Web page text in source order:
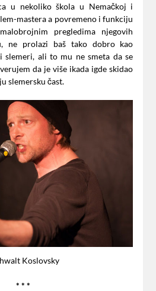
u nekoliko škola u Nemačkoj i
mastera a povremeno i funkciju
pregledima njegovih
ne prolazi baš tako dobro kao
slemeri, ali to mu ne smeta da se
da je više ikada igde skidao
slemersku čast.
Koslovsky
* * *